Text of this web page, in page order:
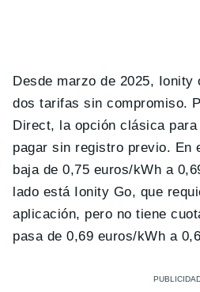
Desde marzo de 2025, Ionity
dos tarifas sin compromiso.
Direct, la opción clásica
pagar sin registro previo. En
baja de 0,75 euros/kWh a
lado está Ionity Go, que
aplicación, pero no tiene
pasa de 0,69 euros/kWh a